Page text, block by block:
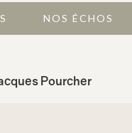
NOS ÉCHOS
Pourcher